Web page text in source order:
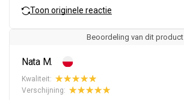
Toon originele reactie
Beoordeling van dit product
Nata M.
Kwaliteit:
Verschijning: